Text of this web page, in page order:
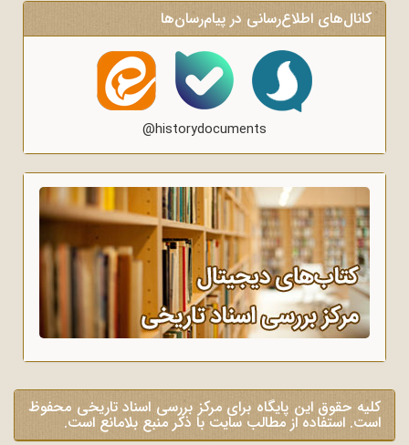
کانال‌های اطلاع‌رسانی در پیام‌رسان‌ها
@historydocuments
کلیه حقوق این پایگاه برای مرکز بررسی اسناد تاریخی محفوظ
است. استفاده از مطالب سایت با ذکر منبع بلامانع است.